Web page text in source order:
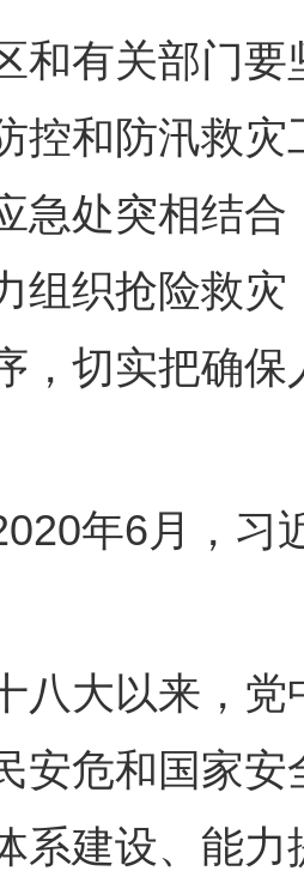
有关部门要
控和防汛救
急处突相结
组织抢险救
，切实把确
6月，习近
大以来，党
安危和国家
系建设、能